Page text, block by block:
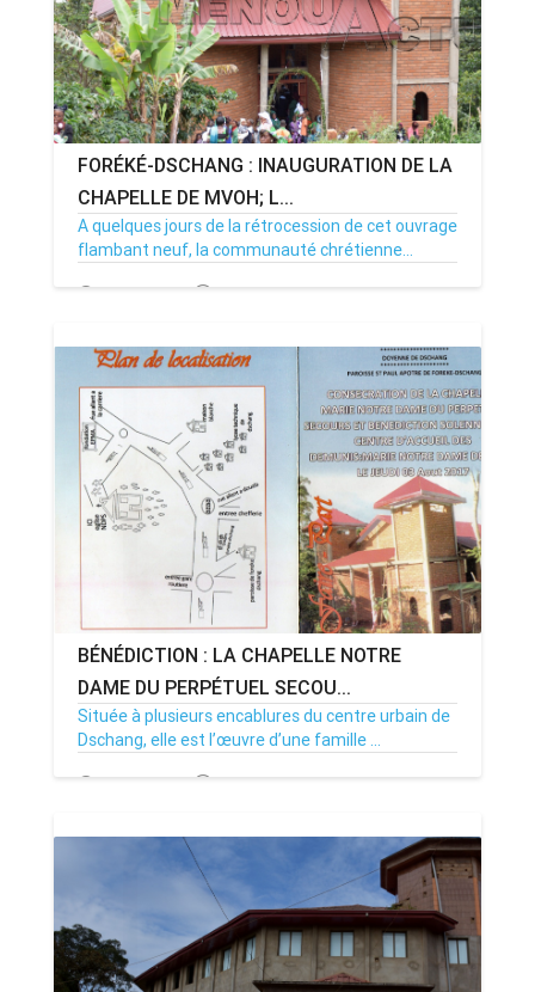
FORÉKÉ-DSCHANG : INAUGURATION DE LA
CHAPELLE DE MVOH; L...
A quelques jours de la rétrocession de cet ouvrage
flambant neuf, la communauté chrétienne...
29/07/17 Par MenouActu 2
BÉNÉDICTION : LA CHAPELLE NOTRE
DAME DU PERPÉTUEL SECOU...
Située à plusieurs encablures du centre urbain de
Dschang, elle est l’œuvre d’une famille ...
26/07/17 Par MenouActu 2